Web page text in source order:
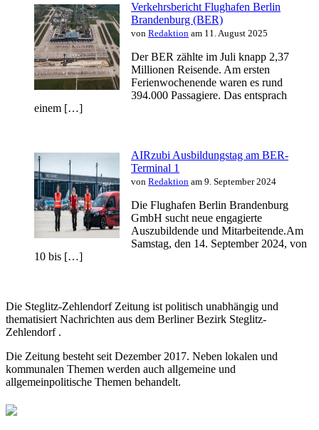
Verkehrsbericht Flughafen Berlin
Brandenburg (BER)
von Redaktion am 11. August 2025
Der BER zählte im Juli knapp 2,37
Millionen Reisende. Am ersten
Ferienwochenende waren es rund
394.000 Passagiere. Das entsprach
einem […]
AIRzubi Ausbildungstag am BER-
Terminal 1
von Redaktion am 9. September 2024
Die Flughafen Berlin Brandenburg
GmbH sucht neue engagierte
Auszubildende und Mitarbeitende.Am
Samstag, den 14. September 2024, von
10 bis […]
Die Steglitz-Zehlendorf Zeitung ist politisch unabhängig und
thematisiert Nachrichten aus dem Berliner Bezirk Steglitz-
Zehlendorf .
Die Zeitung besteht seit Dezember 2017. Neben lokalen und
kommunalen Themen werden auch allgemeine und
allgemeinpolitische Themen behandelt.